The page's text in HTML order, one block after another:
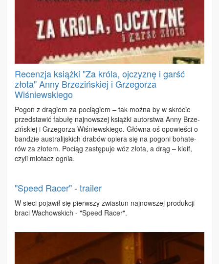
Recenzja książki "Za króla, ojczyznę i garść
złota" Anny Brzezińskiej i Grzegorza
Wiśniewskiego
Po­goń z drą­giem za po­cią­giem – tak moż­na by w skró­cie
przed­sta­wić fa­bu­łę naj­now­szej książ­ki au­tor­stwa An­ny Brze­
ziń­skiej i Grze­go­rza Wi­śniew­skie­go. Głów­na oś opo­wie­ści o
ban­dzie au­stra­lij­skich dra­bów opie­ra się na po­go­ni bo­ha­te­
rów za zło­tem. Po­ciąg za­stę­pu­je wóz zło­ta, a drąg – kle­if,
czy­li mio­tacz ognia.
"Speed Racer" - trailer
W sie­ci po­ja­wił się pierw­szy zwia­stun naj­now­szej pro­duk­cji
bra­ci Wa­chow­skich - "Spe­ed Ra­cer".